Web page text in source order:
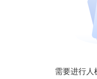
需要进行